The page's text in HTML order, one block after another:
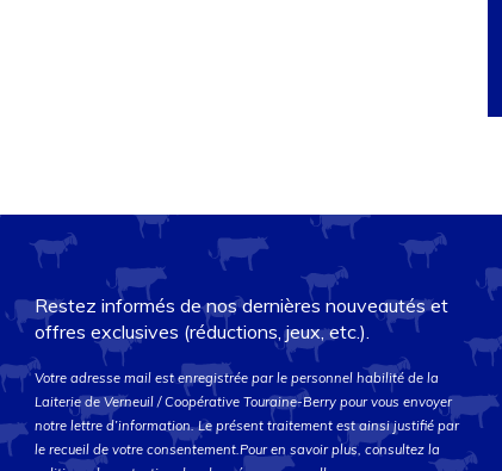
Restez informés de nos dernières nouveautés et
offres exclusives (réductions, jeux, etc.).
Votre adresse mail est enregistrée par le personnel habilité de la
Laiterie de Verneuil / Coopérative Touraine-Berry pour vous envoyer
notre lettre d’information. Le présent traitement est ainsi justifié par
le recueil de votre consentement.Pour en savoir plus, consultez la